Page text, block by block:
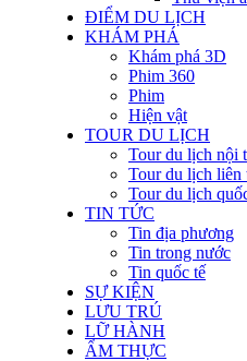
ĐIỂM DU LỊCH
KHÁM PHÁ
Khám phá 3D
Phim 360
Phim
Hiện vật
TOUR DU LỊCH
Tour du lịch nội
Tour du lịch liên
Tour du lịch
TIN TỨC
Tin địa phương
Tin trong nước
Tin quốc tế
SỰ KIỆN
LƯU TRÚ
LỮ HÀNH
ẨM THỰC